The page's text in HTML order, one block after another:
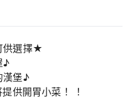
供選擇★
♪
漢堡♪
供開胃小菜！ ！